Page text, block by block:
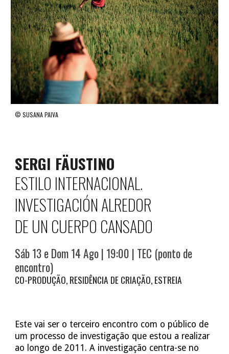
© SUSANA PAIVA
SERGI FÄUSTINO
ESTILO INTERNACIONAL.
INVESTIGACIÓN ALREDOR
DE UN CUERPO CANSADO
Sáb13e Dom 14 Ago| 19:00 | TEC (ponto de
encontro)
CO-PRODUÇÃO, RESIDÊNCIA DE CRIAÇÃO, ESTREIA
Este vai ser o terceiro encontro com o público de
um processo de investigação que estou a realizar
ao longo de 2011. A investigação centra-se no